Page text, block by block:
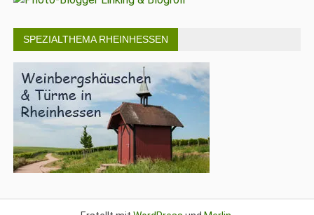
SPEZIALTHEMA RHEINHESSEN